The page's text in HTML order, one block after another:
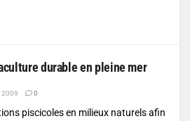
durable en pleine mer
0
piscicoles en milieux naturels afin